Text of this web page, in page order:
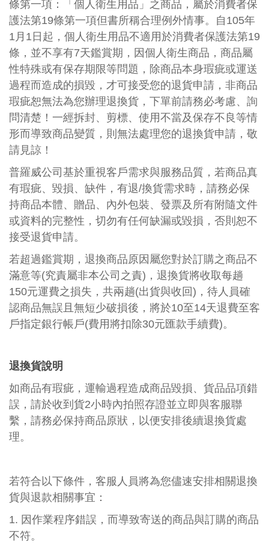
條第一項：「 個人衛生用品 」之商品，屬於消費者保
護法第19條第一項但書所稱合理例外情事。自105年
1月1日起， 個人衛生用品不適用於消費者保護法第19
條，並不享有7天鑑賞期，因個人衛生商品，商品屬
性特殊或有保存期限等問題，除商品本身瑕疵或運送
過程而造成的損毀，才可接受您的退貨申請，非商品
瑕疵恕無法為您辦理退換貨，下單前請務必考慮、詢
問清楚！一經拆封、 剪標、 使用不當及保存不良等情
形而導致商品變質，則無法處理您的退換貨申請，敬
請見諒！
普羅威公司 基於重視客戶需求與服務品質，若商品真
有瑕疵、毀損、缺件 ，有退/換貨需求時，請務必保
持商品本體、贈品、內外包裝、發票及所有附隨文件
或資料的完整性，切勿有任何缺漏或毀損，否則恕不
接受退貨申請。
若超過鑑賞期，退換商品原因屬您對於訂購之商品不
滿意等(究責屬非本公司之責)，退換貨將收取每趟
150元運費之損失，共兩趟(出貨與收回)，待人員確
認商品無誤且無短少破損後，將於10至14天退費至客
戶指定銀行帳戶(費用將扣除30元匯款手續費)。
退換貨說明
如商品有瑕疵，運輸過程造成商品毀損、貨品品項錯
誤，請於收到貨2小時內拍照存證並立即與客服聯
繫， 請務必保持商品原狀，以便安排後續退換貨處
理。
若符合以下條件，客服人員將為您儘速安排相關退換
貨與退款相關事宜：
1. 因作業程序錯誤，而導致寄送的商品與訂購的商品
不符。